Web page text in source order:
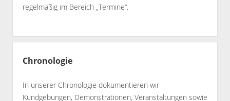
regelmäßig im Bereich „Termine“.
Chronologie
In unserer Chronologie dokumentieren wir
Kundgebungen, Demonstrationen, Veranstaltungen sowie